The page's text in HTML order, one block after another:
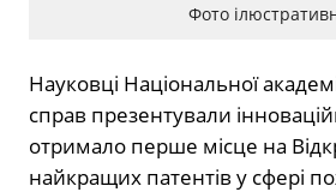
Фото
Науковці Національної
справ презентували
отримало перше місце на
найкращих патентів у сфері